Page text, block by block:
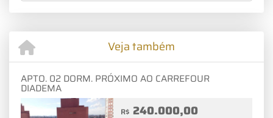
Veja também
APTO. 02 DORM. PRÓXIMO AO CARREFOUR
DIADEMA
R$ 240.000,00